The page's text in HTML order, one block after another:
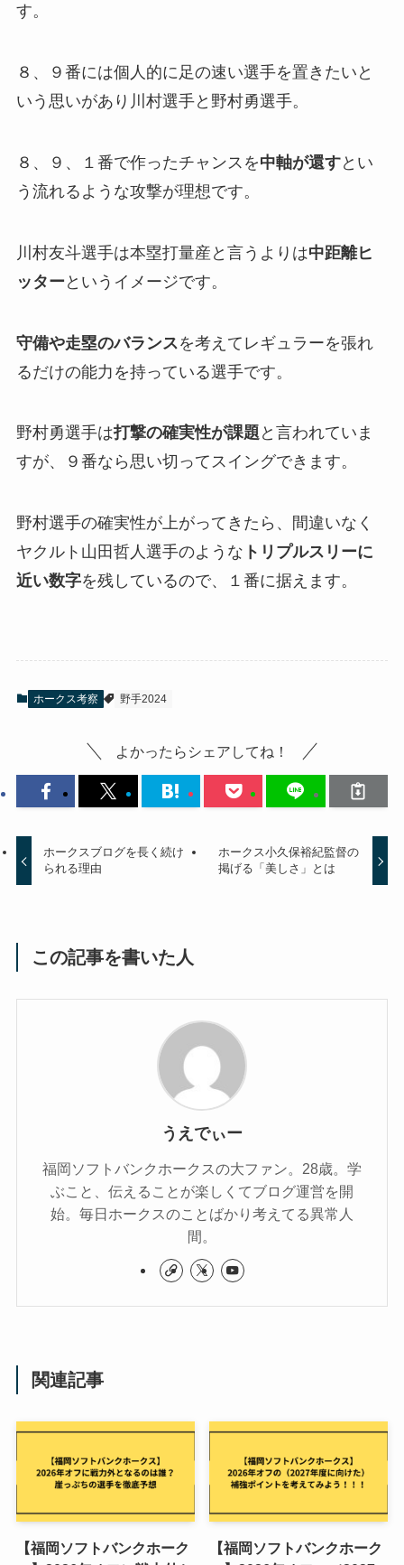
す。
８、９番には個人的に足の速い選手を置きたいと
いう思いがあり川村選手と野村勇選手。
８、９、１番で作ったチャンスを中軸が還すとい
う流れるような攻撃が理想です。
川村友斗選手は本塁打量産と言うよりは中距離ヒ
ッター というイメージです。
守備や走塁のバランスを考えてレギュラーを張れ
るだけの能力を持っている選手です。
野村勇選手は打撃の確実性が課題 と言われていま
すが、９番なら思い切ってスイングできます。
野村選手の確実性が上がってきたら、間違いなく
ヤクルト山田哲人選手のような トリプルスリーに
近い数字を残しているので、１番に据えます。
ホークス考察 野手2024
よかったらシェアしてね！
ホークスブログを長く続け
られる理由
ホークス小久保裕紀監督の
掲げる「美しさ」とは
この記事を書いた人
うえでぃー
福岡ソフトバンクホークスの大ファン。28歳。学
ぶこと、伝えることが楽しくてブログ運営を開
始。毎日ホークスのことばかり考えてる異常人
間。
関連記事
【福岡ソフトバンクホーク
【福岡ソフトバンクホーク